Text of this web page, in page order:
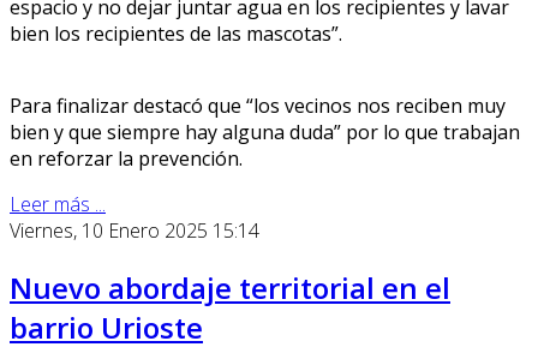
espacio y no dejar juntar agua en los recipientes y lavar
bien los recipientes de las mascotas”.
Para finalizar destacó que “los vecinos nos reciben muy
bien y que siempre hay alguna duda” por lo que trabajan
en reforzar la prevención.
Leer más ...
Viernes, 10 Enero 2025 15:14
Nuevo abordaje territorial en el
barrio Urioste